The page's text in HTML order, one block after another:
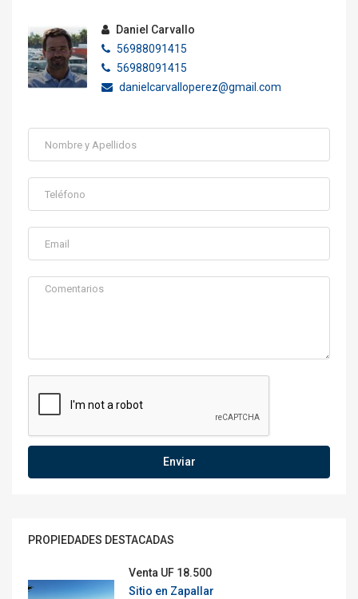
Daniel Carvallo
56988091415
56988091415
danielcarvalloperez@gmail.com
Enviar
PROPIEDADES DESTACADAS
Venta UF 18.500
Sitio en Zapallar